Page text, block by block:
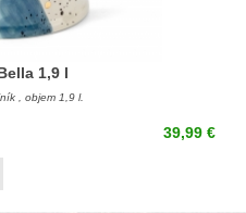
1,9 l
, objem 1,9 l.
39,99 €